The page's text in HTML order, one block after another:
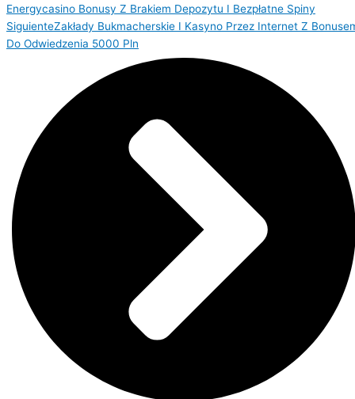
Energycasino Bonusy Z Brakiem Depozytu I Bezpłatne Spiny
SiguienteZakłady Bukmacherskie I Kasyno Przez Internet Z
Do Odwiedzenia 5000 Pln